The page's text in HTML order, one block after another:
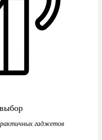
гаджетов